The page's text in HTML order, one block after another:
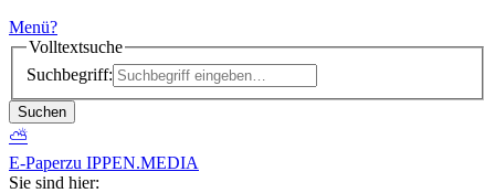
Menü?
Volltextsuche
Suchbegriff:
Suchen
⛅
E-Paperzu IPPEN.MEDIA
Sie sind hier: